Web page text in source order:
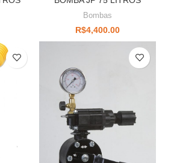
Bombas
R$4,400.00